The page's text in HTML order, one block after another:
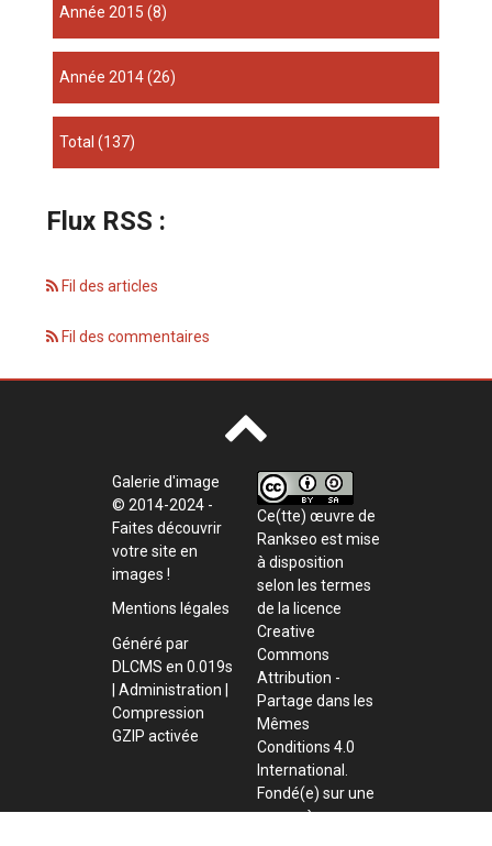
année 2015 (8)
année 2014(26)
total(137)
Flux RSS :
Fil des articles
Fil des commentaires
Galerie d'image
© 2014-2024 -
Faites découvrir
votre site en
images !
Mentions légales
Généré par
DLCMS en 0.019s
Administration
Compression
GZIP activée
Ce(tte) œuvre de
Rankseo est mise
à disposition
selon les termes
de la licence
Creative
Commons
Attribution -
Partage dans les
Mêmes
Conditions 4.0
International
Fondé(e) sur une
œuvre à